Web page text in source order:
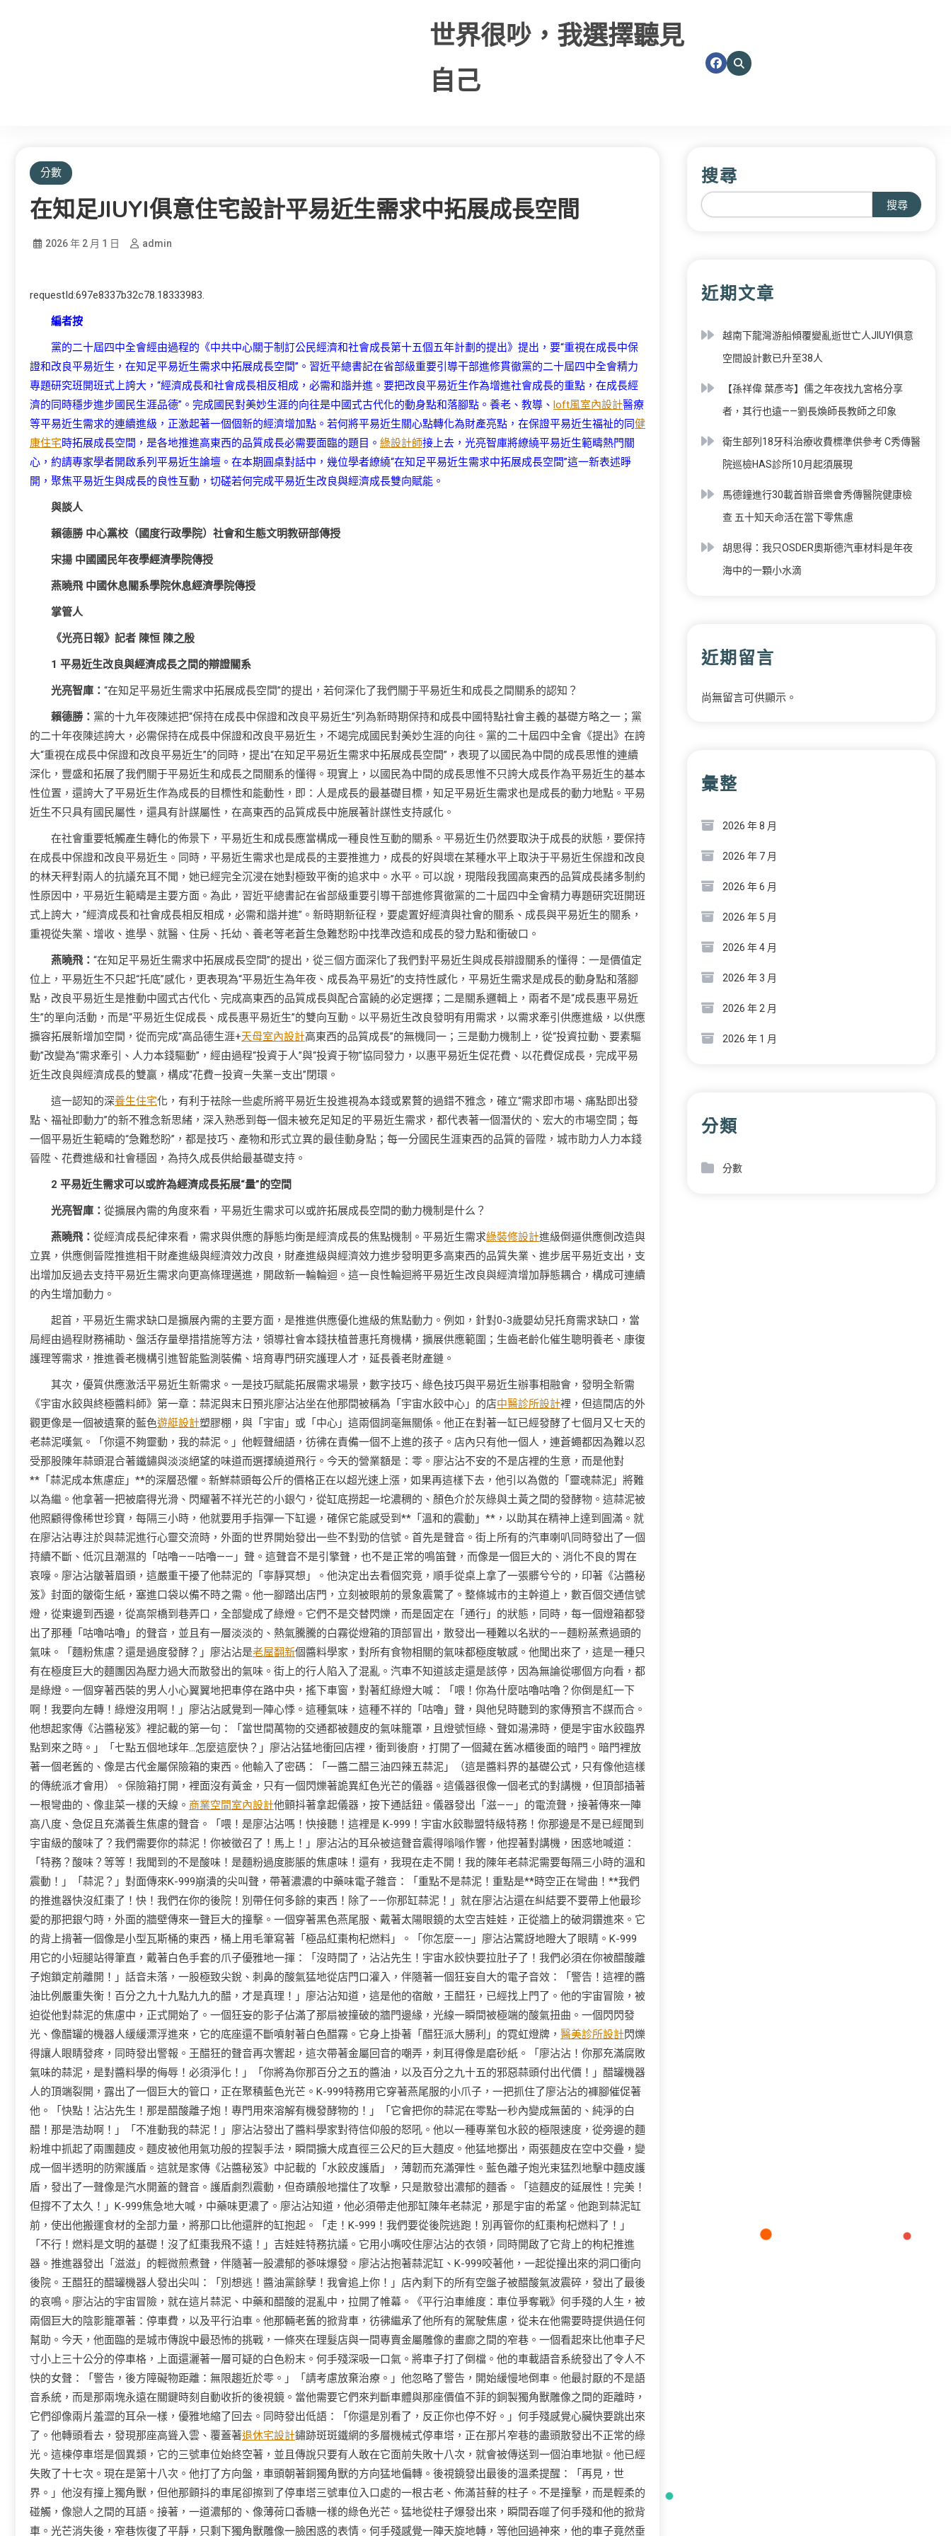
世界很吵，我選擇聽見
自己
分數
在知足JIUYI俱意住宅設計平易近生需求中拓展成長空間
2026 年 2 月 1 日 admin
requestId:697e8337b32c78.18333983.
編者按
黨的二十屆四中全會經由過程的《中共中心關于制訂公民經濟和社會成長第十五個五年計劃的提出》提出，要“重視在成長中保
證和改良平易近生，在知足平易近生需求中拓展成長空間”。習近平總書記在省部級重要引導干部進修貫徹黨的二十屆四中全會精力
專題研究班開班式上誇大，“經濟成長和社會成長相反相成，必需和諧并進。要把改良平易近生作為增進社會成長的重點，在成長經
濟的同時穩步進步國民生涯品德”。完成國民對美妙生涯的向往是中國式古代化的動身點和落腳點。養老、教導、 loft風室內設計醫療
等平易近生需求的連續進級，正激起著一個個新的經濟增加點。若何將平易近生關心點轉化為財產亮點，在保證平易近生福祉的同健
康住宅時拓展成長空間，是各地推進高東西的品質成長必需要面臨的題目。 綠設計師接上去，光亮智庫將繚繞平易近生範疇熱門關
心，約請專家學者開啟系列平易近生論壇。在本期圓桌對話中，幾位學者繚繞“在知足平易近生需求中拓展成長空間”這一新表述睜
開，聚焦平易近生與成長的良性互動，切磋若何完成平易近生改良與經濟成長雙向賦能。
與談人
賴德勝 中心黨校（國度行政學院）社會和生態文明教研部傳授
宋揚 中國國民年夜學經濟學院傳授
燕曉飛 中國休息關系學院休息經濟學院傳授
掌管人
《光亮日報》記者 陳恒 陳之殷
1 平易近生改良與經濟成長之間的辯證關系
光亮智庫： “在知足平易近生需求中拓展成長空間”的提出，若何深化了我們關于平易近生和成長之間關系的認知？
賴德勝： 黨的十九年夜陳述把“保持在成長中保證和改良平易近生”列為新時期保持和成長中國特點社會主義的基礎方略之一；黨
的二十年夜陳述誇大，必需保持在成長中保證和改良平易近生，不竭完成國民對美妙生涯的向往。黨的二十屆四中全會《提出》在誇
大“重視在成長中保證和改良平易近生”的同時，提出“在知足平易近生需求中拓展成長空間”，表現了以國民為中間的成長思惟的連續
深化，豐盛和拓展了我們關于平易近生和成長之間關系的懂得。現實上，以國民為中間的成長思惟不只誇大成長作為平易近生的基本
性位置，還誇大了平易近生作為成長的目標性和能動性，即：人是成長的最基礎目標，知足平易近生需求也是成長的動力地點。平易
近生不只具有國民屬性，還具有計謀屬性，在高東西的品質成長中施展著計謀性支持感化。
在社會重要牴觸產生轉化的佈景下，平易近生和成長應當構成一種良性互動的關系。平易近生仍然要取決于成長的狀態，要保持
在成長中保證和改良平易近生。同時，平易近生需求也是成長的主要推進力，成長的好與壞在某種水平上取決于平易近生保證和改良
的林天秤對兩人的抗議充耳不聞，她已經完全沉浸在她對極致平衡的追求中。水平。可以說，現階段我國高東西的品質成長諸多制約
性原因中，平易近生範疇是主要方面。為此，習近平總書記在省部級重要引導干部進修貫徹黨的二十屆四中全會精力專題研究班開班
式上誇大，“經濟成長和社會成長相反相成，必需和諧并進”。新時期新征程，要處置好經濟與社會的關系、成長與平易近生的關系，
重視從失業、增收、進學、就醫、住房、托幼、養老等老蒼生急難愁盼中找準改造和成長的發力點和衝破口。
燕曉飛： “在知足平易近生需求中拓展成長空間”的提出，從三個方面深化了我們對平易近生與成長辯證關系的懂得：一是價值定
位上，平易近生不只起“托底”感化，更表現為“平易近生為年夜、成長為平易近”的支持性感化，平易近生需求是成長的動身點和落腳
點，改良平易近生是推動中國式古代化、完成高東西的品質成長與配合富饒的必定選擇；二是關系邏輯上，兩者不是“成長惠平易近
生”的單向活動，而是“平易近生促成長、成長惠平易近生”的雙向互動。以平易近生改良發明有用需求，以需求牽引供應進級，以供應
擴容拓展新增加空間，從而完成“高品德生涯+天母室內設計高東西的品質成長”的無機同一；三是動力機制上，從“投資拉動、要素驅
動”改變為“需求牽引、人力本錢驅動”，經由過程“投資于人”與“投資于物”協同發力，以惠平易近生促花費、以花費促成長，完成平易
近生改良與經濟成長的雙贏，構成“花費—投資—失業—支出”閉環。
這一認知的深養生住宅化，有利于祛除一些處所將平易近生投進視為本錢或累贅的過錯不雅念，確立“需求即市場、痛點即出發
點、福祉即動力”的新不雅念新思緒，深入熟悉到每一個未被充足知足的平易近生需求，都代表著一個潛伏的、宏大的市場空間；每
一個平易近生範疇的“急難愁盼”，都是技巧、產物和形式立異的最佳動身點；每一分國民生涯東西的品質的晉陞，城市助力人力本錢
晉陞、花費進級和社會穩固，為持久成長供給最基礎支持。
2 平易近生需求可以或許為經濟成長拓展“量”的空間
光亮智庫： 從擴展內需的角度來看，平易近生需求可以或許拓展成長空間的動力機制是什么？
燕曉飛： 從經濟成長紀律來看，需求與供應的靜態均衡是經濟成長的焦點機制。平易近生需求綠裝修設計進級倒逼供應側改造與
立異，供應側晉陞推進相干財產進級與經濟效力改良，財產進級與經濟效力進步發明更多高東西的品質失業、進步居平易近支出，支
出增加反過去支持平易近生需求向更高條理邁進，開啟新一輪輪迴。這一良性輪迴將平易近生改良與經濟增加靜態耦合，構成可連續
的內生增加動力。
起首，平易近生需求缺口是擴展內需的主要方面，是推進供應優化進級的焦點動力。例如，針對0-3歲嬰幼兒托育需求缺口，當
局經由過程財務補助、盤活存量舉措措施等方法，領導社會本錢扶植普惠托育機構，擴展供應範圍；生齒老齡化催生聰明養老、康復
護理等需求，推進養老機構引進智能監測裝備、培育專門研究護理人才，延長養老財產鏈。
其次，優質供應激活平易近生新需求。一是技巧賦能拓展需求場景，數字技巧、綠色技巧與平易近生辦事相融會，發明全新需
《宇宙水餃與終極醬料師》第一章：蒜泥與末日預兆廖沾沾坐在他那間被稱為「宇宙水餃中心」的店中醫診所設計裡，但這間店的外
觀更像是一個被遺棄的藍色遊艇設計塑膠棚，與「宇宙」或「中心」這兩個詞毫無關係。他正在對著一缸已經發酵了七個月又七天的
老蒜泥嘆氣。「你還不夠靈動，我的蒜泥。」他輕聲細語，彷彿在責備一個不上進的孩子。店內只有他一個人，連蒼蠅都因為難以忍
受那股陳年蒜頭混合著鐵鏽與淡淡絕望的味道而選擇繞道飛行。今天的營業額是：零。廖沾沾不安的不是店裡的生意，而是他對
**「蒜泥成本焦慮症」**的深層恐懼。新鮮蒜頭每公斤的價格正在以超光速上漲，如果再這樣下去，他引以為傲的「靈魂蒜泥」將難
以為繼。他拿著一把被磨得光滑、閃耀著不祥光芒的小銀勺，從缸底撈起一坨濃稠的、顏色介於灰綠與土黃之間的發酵物。這蒜泥被
他照顧得像稀世珍寶，每隔三小時，他就要用手指彈一下缸邊，確保它能感受到**「溫和的震動」**，以助其在精神上達到圓滿。就
在廖沾沾專注於與蒜泥進行心靈交流時，外面的世界開始發出一些不對勁的信號。首先是聲音。街上所有的汽車喇叭同時發出了一個
持續不斷、低沉且潮濕的「咕嚕——咕嚕——」聲。這聲音不是引擎聲，也不是正常的鳴笛聲，而像是一個巨大的、消化不良的胃在
哀嚎。廖沾沾皺著眉頭，這嚴重干擾了他蒜泥的「寧靜冥想」。他決定出去看個究竟，順手從桌上拿了一張髒兮兮的，印著《沾醬秘
笈》封面的皺衛生紙，塞進口袋以備不時之需。他一腳踏出店門，立刻被眼前的景象震驚了。整條城市的主幹道上，數百個交通信號
燈，從東邊到西邊，從高架橋到巷弄口，全部變成了綠燈。它們不是交替閃爍，而是固定在「通行」的狀態，同時，每一個燈箱都發
出了那種「咕嚕咕嚕」的聲音，並且有一層淡淡的、熱氣騰騰的白霧從燈箱的頂部冒出，散發出一種難以名狀的——麵粉蒸煮過頭的
氣味。「麵粉焦慮？還是過度發酵？」廖沾沾是老屋翻新個醬料學家，對所有食物相關的氣味都極度敏感。他聞出來了，這是一種只
有在極度巨大的麵團因為壓力過大而散發出的氣味。街上的行人陷入了混亂。汽車不知道該走還是該停，因為無論從哪個方向看，都
是綠燈。一個穿著西裝的男人小心翼翼地把車停在路中央，搖下車窗，對著紅綠燈大喊：「喂！你為什麼咕嚕咕嚕？你倒是紅一下
啊！我要向左轉！綠燈沒用啊！」廖沾沾感覺到一陣心悸。這種氣味，這種不祥的「咕嚕」聲，與他兒時聽到的家傳預言不謀而合。
他想起家傳《沾醬秘笈》裡記載的第一句：「當世間萬物的交通都被麵皮的氣味籠罩，且燈號恒綠、聲如湯沸時，便是宇宙水餃臨界
點到來之時。」「七點五個地球年…怎麼這麼快？」廖沾沾猛地衝回店裡，衝到後廚，打開了一個藏在舊冰櫃後面的暗門。暗門裡放
著一個老舊的、像是古代金屬保險箱的東西。他輸入了密碼：「一醬二醋三油四辣五蒜泥」（這是醬料界的基礎公式，只有像他這樣
的傳統派才會用）。保險箱打開，裡面沒有黃金，只有一個閃爍著詭異紅色光芒的儀器。這儀器很像一個老式的對講機，但頂部插著
一根彎曲的、像韭菜一樣的天線。 商業空間室內設計他顫抖著拿起儀器，按下通話鈕。儀器發出「滋——」的電流聲，接著傳來一陣
高八度、急促且充滿養生焦慮的聲音。「喂！是廖沾沾嗎！快接聽！這裡是 K-999！宇宙水餃聯盟特級特務！你那邊是不是已經聞到
宇宙級的酸味了？我們需要你的蒜泥！你被徵召了！馬上！」廖沾沾的耳朵被這聲音震得嗡嗡作響，他捏著對講機，困惑地喊道：
「特務？酸味？等等！我聞到的不是酸味！是麵粉過度膨脹的焦慮味！還有，我現在走不開！我的陳年老蒜泥需要每隔三小時的溫和
震動！」「蒜泥？」對面傳來K-999崩潰的尖叫聲，帶著濃濃的中藥味電子雜音：「重點不是蒜泥！重點是**時空正在彎曲！**我們
的推進器快沒紅棗了！快！我們在你的後院！別帶任何多餘的東西！除了——你那缸蒜泥！」就在廖沾沾還在糾結要不要帶上他最珍
愛的那把銀勺時，外面的牆壁傳來一聲巨大的撞擊。一個穿著黑色燕尾服、戴著太陽眼鏡的太空吉娃娃，正從牆上的破洞鑽進來。它
的背上揹著一個像是小型瓦斯桶的東西，桶上用毛筆寫著「極品紅棗枸杞燃料」。「你怎麼——」廖沾沾驚訝地瞪大了眼睛。K-999
用它的小短腿站得筆直，戴著白色手套的爪子優雅地一揮：「沒時間了，沾沾先生！宇宙水餃快要拉肚子了！我們必須在你被醋酸離
子炮鎖定前離開！」話音未落，一股極致尖銳、刺鼻的酸氣猛地從店門口灌入，伴隨著一個狂妄自大的電子音效：「警告！這裡的醬
油比例嚴重失衡！百分之九十九點九九的醋，才是真理！」廖沾沾知道，這是他的宿敵，王醋狂，已經找上門了。他的宇宙冒險，被
迫從他對蒜泥的焦慮中，正式開始了。一個狂妄的影子佔滿了那扇被撞破的牆門邊緣，光線一瞬間被極端的酸氣扭曲。一個閃閃發
光、像醋罐的機器人緩緩漂浮進來，它的底座還不斷噴射著白色醋霧。它身上掛著「醋狂派大勝利」的霓虹燈牌， 醫美診所設計閃爍
得讓人眼睛發疼，同時發出警報。王醋狂的聲音再次響起，這次帶著金屬回音的嘲弄，刺耳得像是磨砂紙。「廖沾沾！你那充滿腐敗
氣味的蒜泥，是對醬料學的侮辱！必須淨化！」「你將為你那百分之五的醬油，以及百分之九十五的邪惡蒜頭付出代價！」醋罐機器
人的頂端裂開，露出了一個巨大的管口，正在聚積藍色光芒。K-999特務用它穿著燕尾服的小爪子，一把抓住了廖沾沾的褲腳催促著
他。「快點！沾沾先生！那是醋酸離子炮！專門用來溶解有機發酵物的！」「它會把你的蒜泥在零點一秒內變成無菌的、純淨的白
醋！那是浩劫啊！」「不准動我的蒜泥！」廖沾沾發出了醬料學家對待信仰般的怒吼。他以一種專業包水餃的極限速度，從旁邊的麵
粉堆中抓起了兩團麵皮。麵皮被他用氣功般的捏製手法，瞬間擴大成直徑三公尺的巨大麵皮。他猛地擲出，兩張麵皮在空中交疊，變
成一個半透明的防禦護盾。這就是家傳《沾醬秘笈》中記載的「水餃皮護盾」，薄韌而充滿彈性。藍色離子炮光束猛烈地擊中麵皮護
盾，發出了一聲像是汽水開蓋的聲音。護盾劇烈震動，但奇蹟般地擋住了攻擊，只是散發出濃郁的麵香。「這麵皮的延展性！完美！
但撐不了太久！」K-999焦急地大喊，中藥味更濃了。廖沾沾知道，他必須帶走他那缸陳年老蒜泥，那是宇宙的希望。他跑到蒜泥缸
前，使出他搬運食材的全部力量，將那口比他還胖的缸抱起。「走！K-999！我們要從後院逃跑！別再管你的紅棗枸杞燃料了！」
「不行！燃料是文明的基礎！沒了紅棗我飛不遠！」吉娃娃特務抗議。它用小嘴咬住廖沾沾的衣領，同時開啟了它背上的枸杞推進
器。推進器發出「滋滋」的輕微煎煮聲，伴隨著一股濃郁的蔘味爆發。廖沾沾抱著蒜泥缸、K-999咬著他，一起從撞出來的洞口衝向
後院。王醋狂的醋罐機器人發出尖叫：「別想逃！醬油黨餘孽！我會追上你！」店內剩下的所有空盤子被醋酸氣波震碎，發出了最後
的哀鳴。廖沾沾的宇宙冒險，就在這片蒜泥、中藥和醋酸的混亂中，拉開了帷幕。《平行泊車維度：車位爭奪戰》何手殘的人生，被
兩個巨大的陰影籠罩著：停車費，以及平行泊車。他那輛老舊的掀背車，彷彿繼承了他所有的駕駛焦慮，從未在他需要時提供過任何
幫助。今天，他面臨的是城市傳說中最恐怖的挑戰，一條夾在理髮店與一間專賣金屬雕像的畫廊之間的窄巷。一個看起來比他車子尺
寸小上三十公分的停車格，上面還灑著一層可疑的白色粉末。何手殘深吸一口氣。將車子打了倒檔。他的車載語音系統發出了令人不
快的女聲：「警告，後方障礙物距離：無限趨近於零。」「請考慮放棄治療。」他忽略了警告，開始緩慢地倒車。他最討厭的不是語
音系統，而是那兩塊永遠在關鍵時刻自動收折的後視鏡。當他需要它們來判斷車體與那座價值不菲的銅製獨角獸雕像之間的距離時，
它們卻像兩片羞澀的耳朵一樣，優雅地縮了回去。同時發出低語：「你還是別看了，反正你也停不好。」何手殘感覺心臟快要跳出來
了。他轉頭看去，發現那座高聳入雲、覆蓋著退休宅設計鏽跡斑斑鐵網的多層機械式停車塔，正在那片窄巷的盡頭散發出不正常的綠
光。這棟停車塔是個異類，它的三號車位始終空著，並且傳說只要有人敢在它面前失敗十八次，就會被傳送到一個泊車地獄。他已經
失敗了十七次。現在是第十八次。他打了方向盤，車頭朝著銅獨角獸的方向猛地偏轉。後視鏡發出最後的溫柔提醒：「再見，世
界。」他沒有撞上獨角獸，但他那顫抖的車尾卻擦到了停車塔三號車位入口處的一根古老、佈滿苔蘚的柱子。不是撞擊，而是輕柔的
碰觸，像戀人之間的耳語。接著，一道濃郁的、像薄荷口香糖一樣的綠色光芒。猛地從柱子爆發出來，瞬間吞噬了何手殘和他的掀背
車。光芒消失後，窄巷恢復了平靜，只剩下獨角獸雕像一臉困惑的表情。何手殘感覺一陣天旋地轉，等他回過神來，他的車子竟然垂
搜尋
搜尋
近期文章
越南下龍灣游船傾覆變亂逝世亡人JIUYI俱意
空間設計數已升至38人
【孫祥偉 葉彥岑】儒之年夜找九宮格分享
者，其行也遠——劉長煥師長教師之印象
衛生部列18牙科治療收費標準供參考 C秀傳醫
院巡檢HAS診所10月起須展現
馬德鐘進行30載首辦音樂會秀傳醫院健康檢
查 五十知天命活在當下零焦慮
胡思得：我只OSDER奧斯德汽車材料是年夜
海中的一顆小水滴
近期留言
尚無留言可供顯示。
彙整
2026 年 8 月
2026 年 7 月
2026 年 6 月
2026 年 5 月
2026 年 4 月
2026 年 3 月
2026 年 2 月
2026 年 1 月
分類
分數